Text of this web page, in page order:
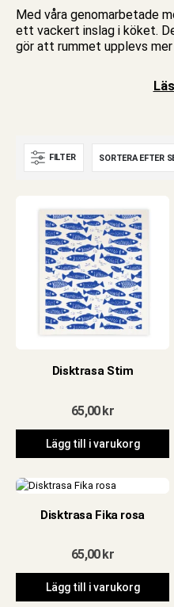
Med våra genomarbetade
ett vackert inslag i köket.
gör att rummet upplevs mer
Tvätta i 60 grader
Undvik sköljmedel
FILTER
Disktrasa Stim
65,00kr
Lägg till i varukorg
Disktrasa Fika rosa
65,00kr
Lägg till i varukorg